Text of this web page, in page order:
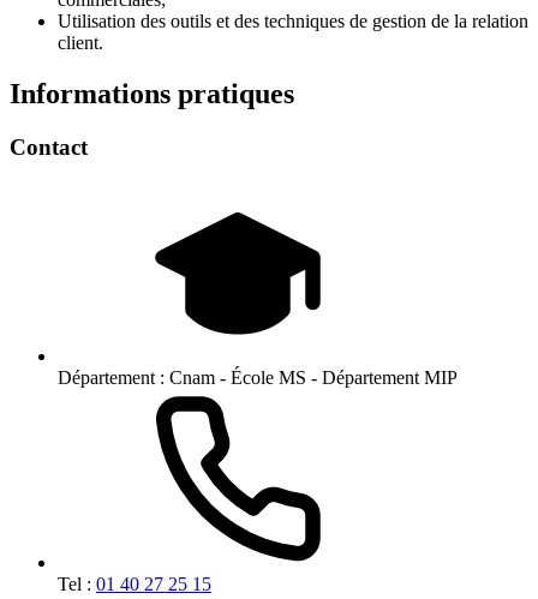
Utilisation des outils et des techniques de gestion de la relation
client.
Informations pratiques
Contact
Département : Cnam - École MS - Département MIP
Tel : 01 40 27 25 15